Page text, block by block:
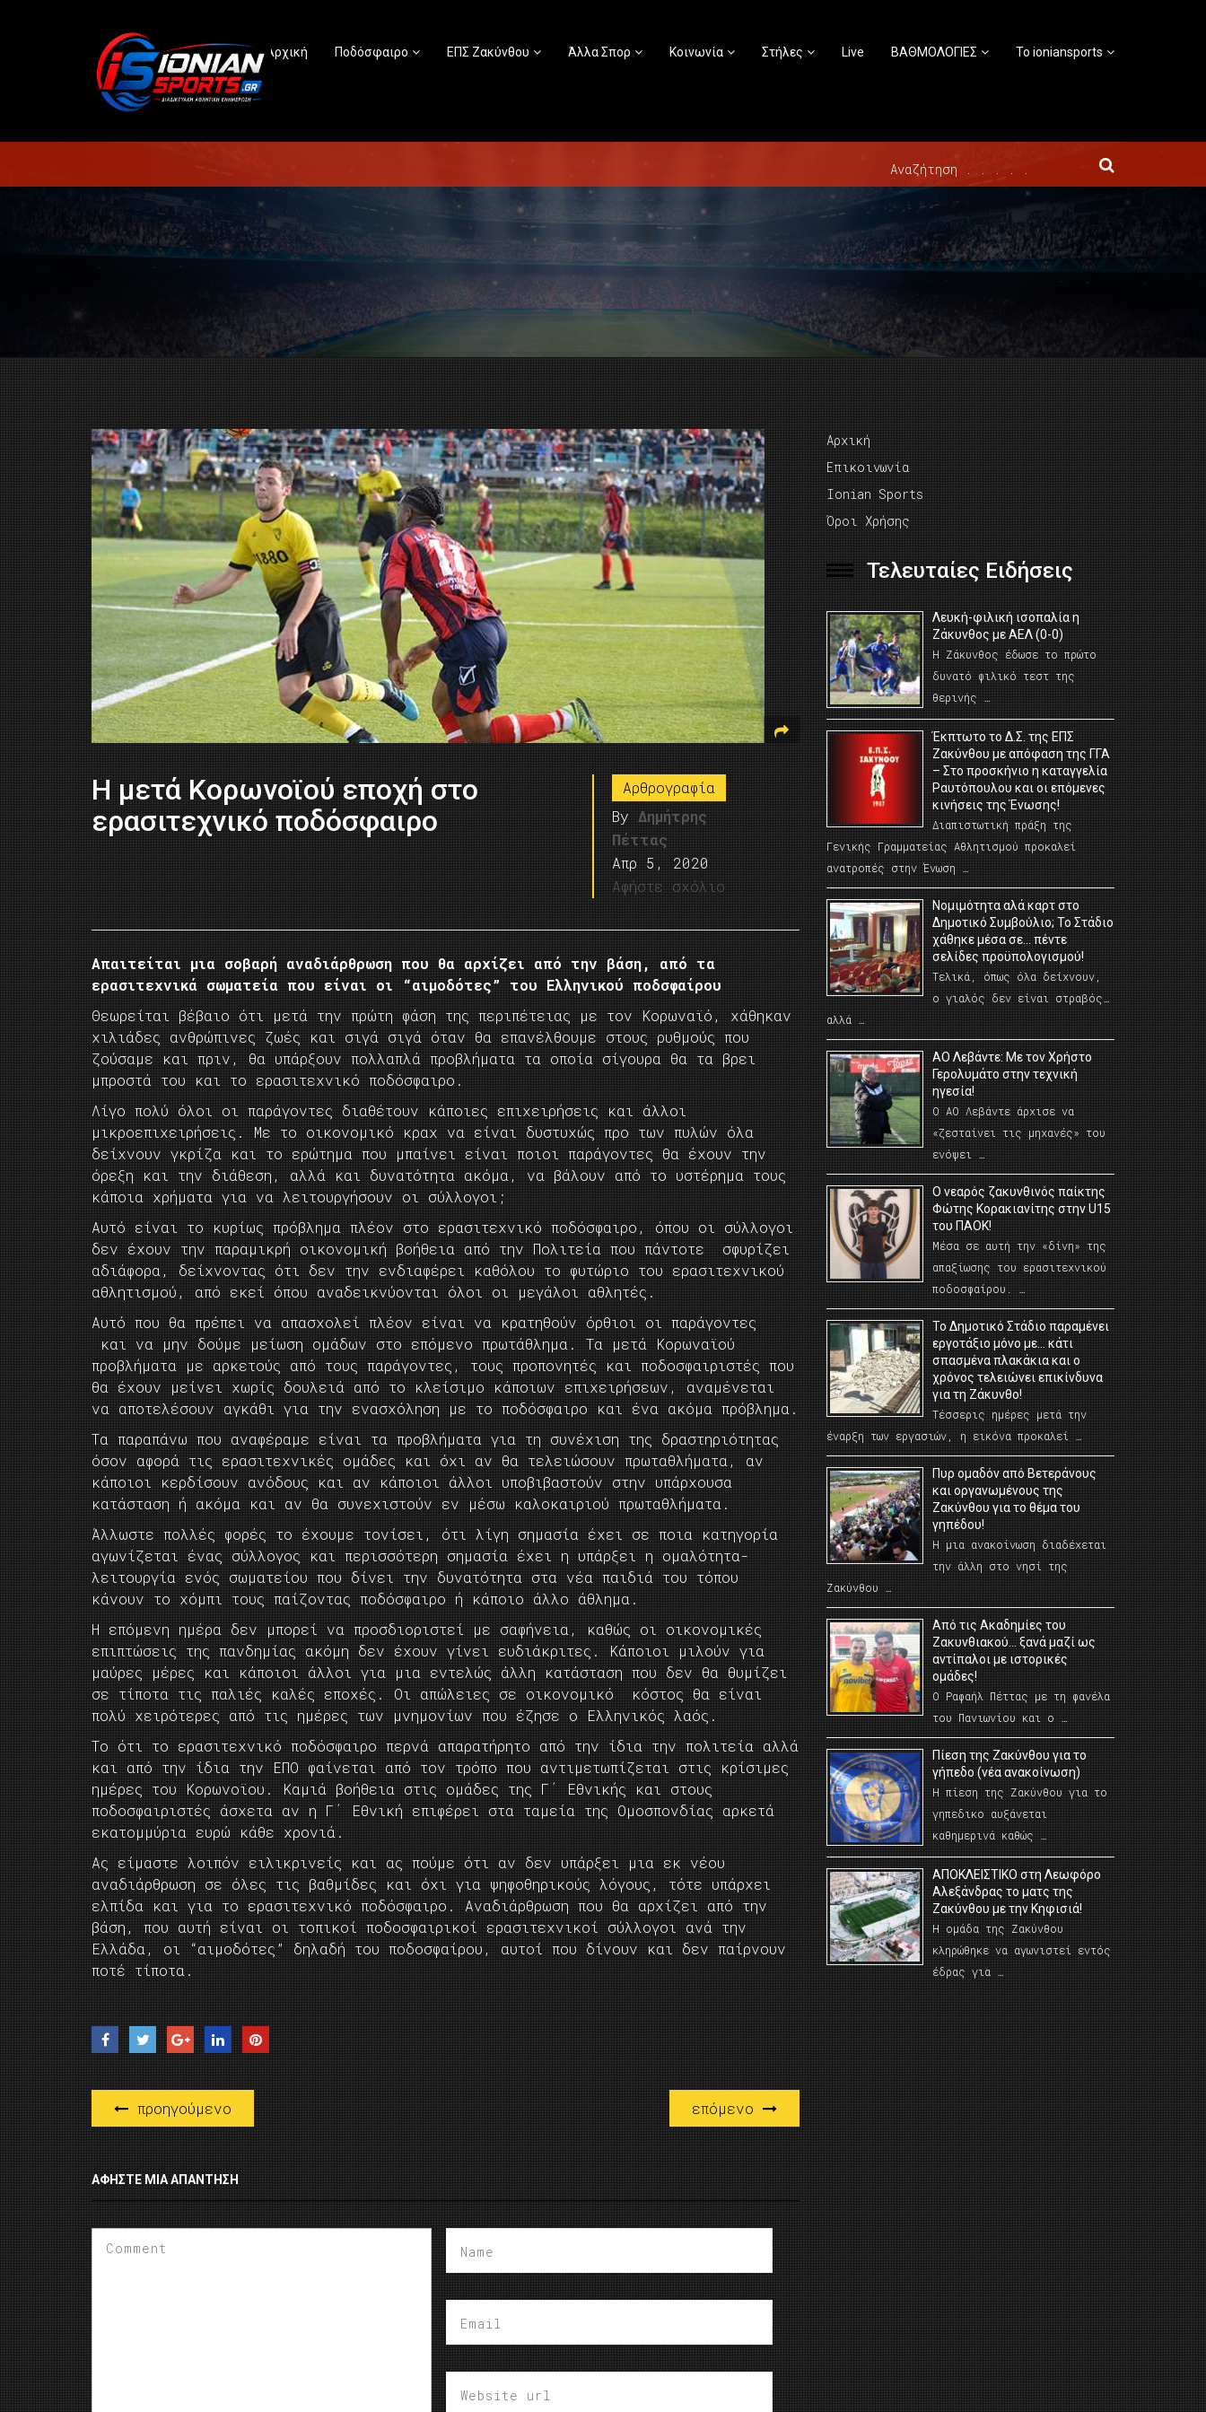
Αρχική Ποδόσφαιρο ΕΠΣ Ζακύνθου Άλλα Σπορ Κοινωνία Στήλες Live ΒΑΘΜΟΛΟΓΙΕΣ Το ioniansports
Η μετά Κορωνοϊού εποχή στο
ερασιτεχνικό ποδόσφαιρο
Αρθρογραφία
By Δημήτρης
Πέττας
Απρ 5, 2020
Αφήστε σχόλιο
Απαιτείται μια σοβαρή αναδιάρθρωση που θα αρχίζει από την βάση, από τα
ερασιτεχνικά σωματεία που είναι οι “αιμοδότες” του Ελληνικού ποδσφαίρου
Θεωρείται βέβαιο ότι μετά την πρώτη φάση της περιπέτειας με τον Κορωναϊό, χάθηκαν
χιλιάδες ανθρώπινες ζωές και σιγά σιγά όταν θα επανέλθουμε στους ρυθμούς που
ζούσαμε και πριν, θα υπάρξουν πολλαπλά προβλήματα τα οποία σίγουρα θα τα βρει
μπροστά του και το ερασιτεχνικό ποδόσφαιρο.
Λίγο πολύ όλοι οι παράγοντες διαθέτουν κάποιες επιχειρήσεις και άλλοι
μικροεπιχειρήσεις. Με το οικονομικό κραχ να είναι δυστυχώς προ των πυλών όλα
δείχνουν γκρίζα και το ερώτημα που μπαίνει είναι ποιοι παράγοντες θα έχουν την
όρεξη και την διάθεση, αλλά και δυνατότητα ακόμα, να βάλουν από το υστέρημα τους
κάποια χρήματα για να λειτουργήσουν οι σύλλογοι;
Αυτό είναι το κυρίως πρόβλημα πλέον στο ερασιτεχνικό ποδόσφαιρο, όπου οι σύλλογοι
δεν έχουν την παραμικρή οικονομική βοήθεια από την Πολιτεία που πάντοτε σφυρίζει
αδιάφορα, δείχνοντας ότι δεν την ενδιαφέρει καθόλου το φυτώριο του ερασιτεχνικού
αθλητισμού, από εκεί όπου αναδεικνύονται όλοι οι μεγάλοι αθλητές.
Αυτό που θα πρέπει να απασχολεί πλέον είναι να κρατηθούν όρθιοι οι παράγοντες
και να μην δούμε μείωση ομάδων στο επόμενο πρωτάθλημα. Τα μετά Κορωναϊού
προβλήματα με αρκετούς από τους παράγοντες, τους προπονητές και ποδοσφαιριστές που
θα έχουν μείνει χωρίς δουλειά από το κλείσιμο κάποιων επιχειρήσεων, αναμένεται
να αποτελέσουν αγκάθι για την ενασχόληση με το ποδόσφαιρο και ένα ακόμα πρόβλημα.
Τα παραπάνω που αναφέραμε είναι τα προβλήματα για τη συνέχιση της δραστηριότητας
όσον αφορά τις ερασιτεχνικές ομάδες και όχι αν θα τελειώσουν πρωταθλήματα, αν
κάποιοι κερδίσουν ανόδους και αν κάποιοι άλλοι υποβιβαστούν στην υπάρχουσα
κατάσταση ή ακόμα και αν θα συνεχιστούν εν μέσω καλοκαιριού πρωταθλήματα.
Άλλωστε πολλές φορές το έχουμε τονίσει, ότι λίγη σημασία έχει σε ποια κατηγορία
αγωνίζεται ένας σύλλογος και περισσότερη σημασία έχει η υπάρξει η ομαλότητα-
λειτουργία ενός σωματείου που δίνει την δυνατότητα στα νέα παιδιά του τόπου
κάνουν το χόμπι τους παίζοντας ποδόσφαιρο ή κάποιο άλλο άθλημα.
Η επόμενη ημέρα δεν μπορεί να προσδιοριστεί με σαφήνεια, καθώς οι οικονομικές
επιπτώσεις της πανδημίας ακόμη δεν έχουν γίνει ευδιάκριτες. Κάποιοι μιλούν για
μαύρες μέρες και κάποιοι άλλοι για μια εντελώς άλλη κατάσταση που δεν θα θυμίζει
σε τίποτα τις παλιές καλές εποχές. Οι απώλειες σε οικονομικό κόστος θα είναι
πολύ χειρότερες από τις ημέρες των μνημονίων που έζησε ο Ελληνικός λαός.
Το ότι το ερασιτεχνικό ποδόσφαιρο περνά απαρατήρητο από την ίδια την πολιτεία αλλά
και από την ίδια την ΕΠΟ φαίνεται από τον τρόπο που αντιμετωπίζεται στις κρίσιμες
ημέρες του Κορωνοϊου. Καμιά βοήθεια στις ομάδες της Γ΄ Εθνικής και στους
ποδοσφαιριστές άσχετα αν η Γ΄ Εθνική επιφέρει στα ταμεία της Ομοσπονδίας αρκετά
εκατομμύρια ευρώ κάθε χρονιά.
Ας είμαστε λοιπόν ειλικρινείς και ας πούμε ότι αν δεν υπάρξει μια εκ νέου
αναδιάρθρωση σε όλες τις βαθμίδες και όχι για ψηφοθηρικούς λόγους, τότε υπάρχει
ελπίδα και για το ερασιτεχνικό ποδόσφαιρο. Αναδιάρθρωση που θα αρχίζει από την
βάση, που αυτή είναι οι τοπικοί ποδοσφαιρικοί ερασιτεχνικοί σύλλογοι ανά την
Ελλάδα, οι “αιμοδότες” δηλαδή του ποδοσφαίρου, αυτοί που δίνουν και δεν παίρνουν
ποτέ τίποτα.
προηγούμενο επόμενο
ΑΦΉΣΤΕ ΜΙΑ ΑΠΆΝΤΗΣΗ
Αρχική
Επικοινωνία
Ionian Sports
Όροι Χρήσης
Τελευταίες Ειδήσεις
Λευκή-φιλική ισοπαλία η
Ζάκυνθος με ΑΕΛ (0-0)
Η Ζάκυνθος έδωσε το πρώτο
δυνατό φιλικό τεστ της
θερινής …
Έκπτωτο το Δ.Σ. της ΕΠΣ
Ζακύνθου με απόφαση της ΓΓΑ
– Στο προσκήνιο η καταγγελία
Ραυτόπουλου και οι επόμενες
κινήσεις της Ένωσης!
Διαπιστωτική πράξη της
Γενικής Γραμματείας Αθλητισμού προκαλεί
ανατροπές στην Ένωση …
Νομιμότητα αλά καρτ στο
Δημοτικό Συμβούλιο; Το Στάδιο
χάθηκε μέσα σε… πέντε
σελίδες προϋπολογισμού!
Τελικά, όπως όλα δείχνουν,
ο γιαλός δεν είναι στραβός…
αλλά …
ΑΟ Λεβάντε: Με τον Χρήστο
Γερολυμάτο στην τεχνική
ηγεσία!
Ο ΑΟ Λεβάντε άρχισε να
«ζεσταίνει τις μηχανές» του
ενόψει …
O νεαρός ζακυνθινός παίκτης
Φώτης Κορακιανίτης στην U15
του ΠΑΟΚ!
Μέσα σε αυτή την «δίνη» της
απαξίωσης του ερασιτεχνικού
ποδοσφαίρου. …
Το Δημοτικό Στάδιο παραμένει
εργοτάξιο μόνο με… κάτι
σπασμένα πλακάκια και ο
χρόνος τελειώνει επικίνδυνα
για τη Ζάκυνθο!
Τέσσερις ημέρες μετά την
έναρξη των εργασιών, η εικόνα προκαλεί …
Πυρ ομαδόν από Βετεράνους
και οργανωμένους της
Ζακύνθου για το θέμα του
γηπέδου!
Η μια ανακοίνωση διαδέχεται
την άλλη στο νησί της
Ζακύνθου …
Από τις Ακαδημίες του
Ζακυνθιακού… ξανά μαζί ως
αντίπαλοι με ιστορικές
ομάδες!
Ο Ραφαήλ Πέττας με τη φανέλα
του Πανιωνίου και ο …
Πίεση της Ζακύνθου για το
γήπεδο (νέα ανακοίνωση)
Η πίεση της Ζακύνθου για το
γηπεδικο αυξάνεται
καθημερινά καθώς …
AΠΟΚΛΕΙΣΤΙΚΟ στη Λεωφόρο
Αλεξάνδρας το ματς της
Ζακύνθου με την Κηφισιά!
Η ομάδα της Ζακύνθου
κληρώθηκε να αγωνιστεί εντός
έδρας για …